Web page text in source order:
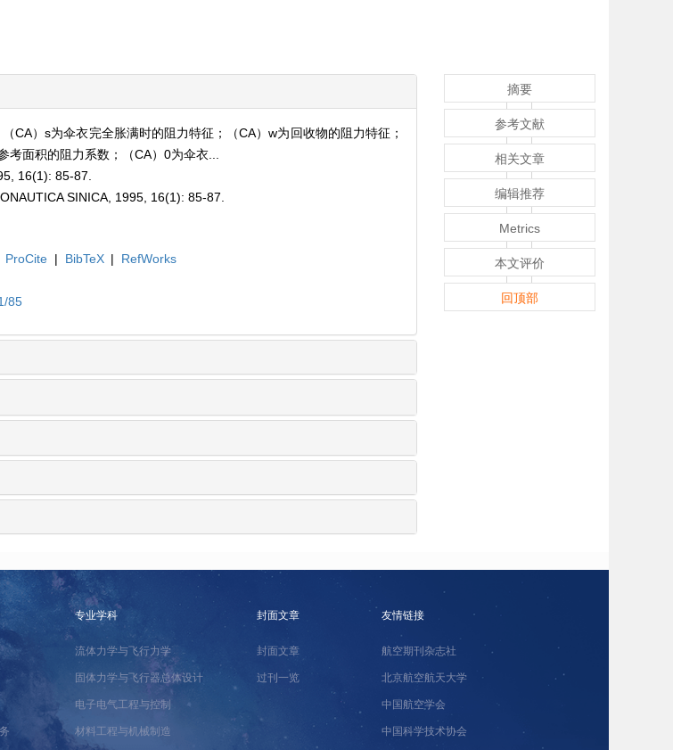
CA）s为伞衣完全胀满时的阻力特征；（CA）w为回收物的阻力特征；
面积的阻力系数；（CA）0为伞衣...
16(1): 85-87.
SINICA, 1995, 16(1): 85-87.
ProCite | BibTeX |
RefWorks
85
摘要
参考文献
相关文章
编辑推荐
Metrics
本文评价
回顶部
专业学科
流体力学与飞行力学
固体力学与飞行器总体设计
电子电气工程与控制
材料工程与机械制造
封面文章
封面文章
过刊一览
友情链接
航空期刊杂志社
北京航空航天大学
中国航空学会
中国科学技术协会